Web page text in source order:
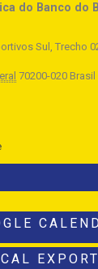
do Banco do
Sul, Trecho
70200-020 Brasil
EXPORT